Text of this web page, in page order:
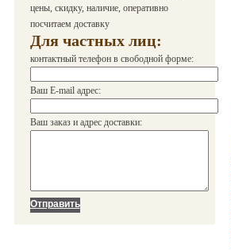
цены, скидку, наличие, оперативно
посчитаем доставку
Для частных лиц:
контактный телефон в свободной форме:
Ваш E-mail адрес:
Ваш заказ и адрес доставки: